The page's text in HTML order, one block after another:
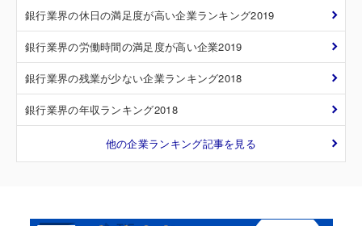
銀行業界の休日の満足度が高い企業ランキング2019
銀行業界の労働時間の満足度が高い企業2019
銀行業界の残業が少ない企業ランキング2018
銀行業界の年収ランキング2018
他の企業ランキング記事を見る